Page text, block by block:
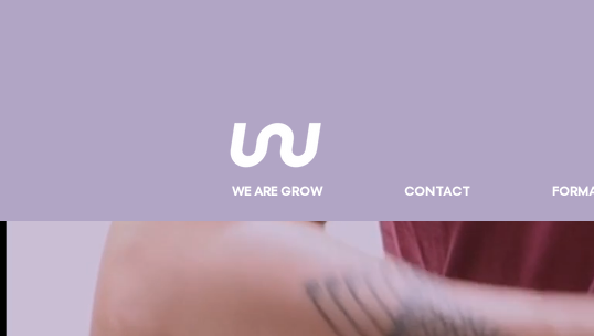
WE ARE GROW CONTACT